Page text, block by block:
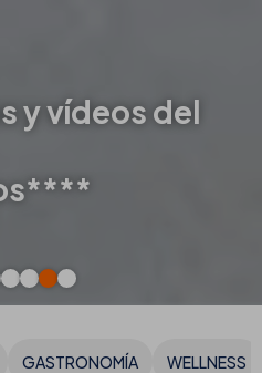
y vídeos del
GASTRONOMÍA WELLNESS